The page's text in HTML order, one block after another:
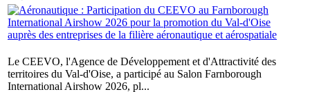
Le CEEVO, l'Agence de Développement et d'Attractivité des
territoires du Val-d'Oise, a participé au Salon Farnborough
International Airshow 2026, pl...